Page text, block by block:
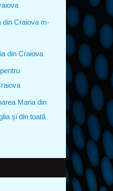
din Craiova m-
din Craiova
Maria din
și din toată